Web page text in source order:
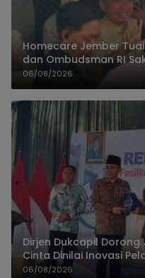
Homecare Jember
dan Ombudsman RI
Rumah Pasien
06/08/2026
Dirjen Dukcapil Dorong
Cinta Dinilai Inovasi
06/08/2026